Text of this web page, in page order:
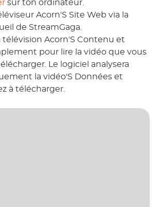
sur ton ordinateur.
Acorn'S Site Web via la
de StreamGaga.
télévision Acorn'S Contenu et
pour lire la vidéo que vous
Le logiciel analysera
la vidéo'S Données et
à télécharger.